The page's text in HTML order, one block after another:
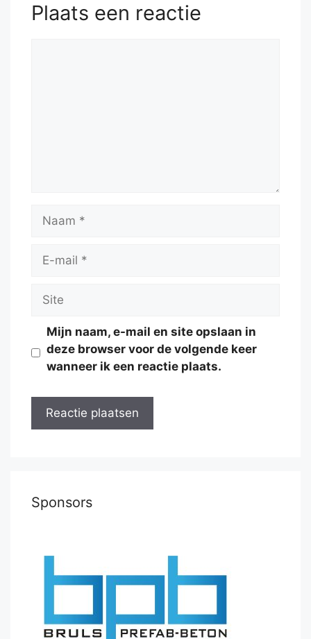
Plaats een reactie
Naam
Site
Mijn naam, e-mail en site opslaan in
deze browser voor de volgende keer
wanneer ik een reactie plaats.
Sponsors